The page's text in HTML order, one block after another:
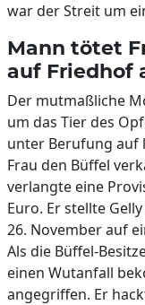
war der Streit um
Mann tötet
auf Friedhof
Der mutmaßliche
um das Tier des
unter Berufung auf
Frau den Büffel
verlangte eine
Euro. Er stellte
26. November auf
Als die Büffel-
einen Wutanfall
angegriffen. Er